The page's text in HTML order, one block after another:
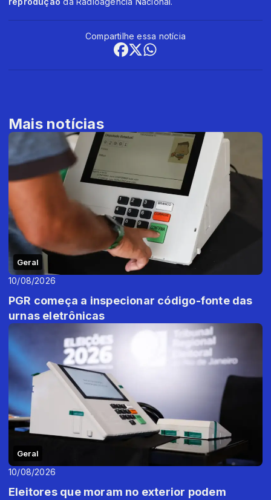
Compartilhe essa notícia
Mais notícias
Geral
10/08/2026
PGR começa a inspecionar código-fonte das
urnas eletrônicas
Geral
10/08/2026
Eleitores que moram no exterior podem